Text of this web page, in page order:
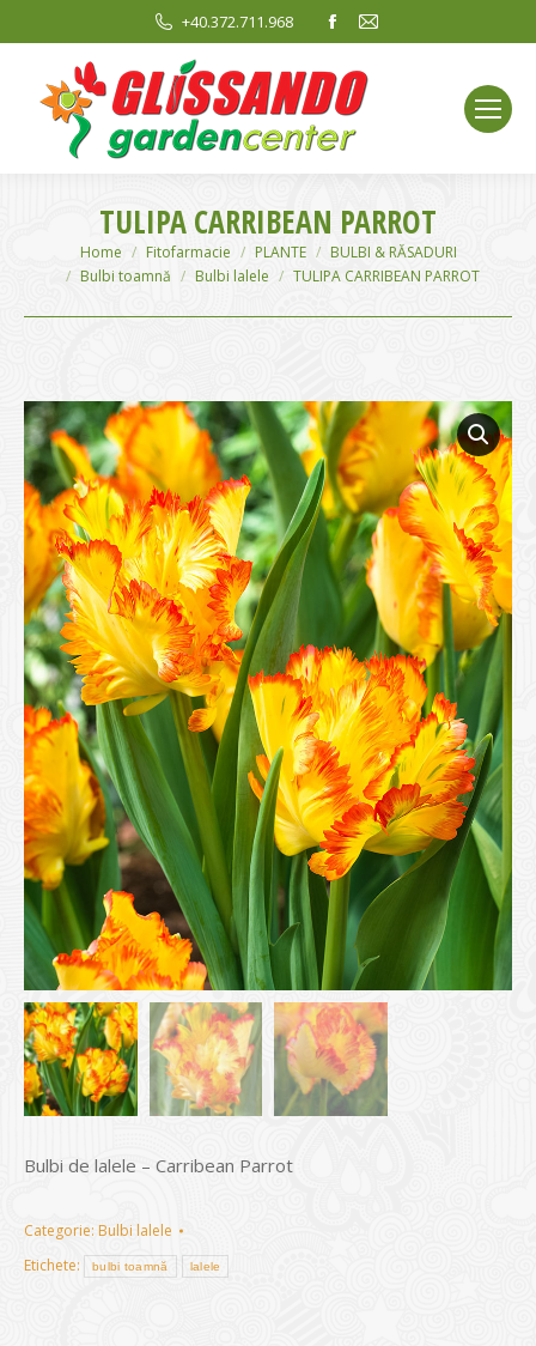
+40.372.711.968
Facebook
opens
in
new
window
Mail
window
TULIPA CARRIBEAN PARROT
You are here:
Home Fitofarmacie PLANTE
BULBI & RĂSADURI
Bulbi toamnă
Bulbi lalele TULIPA CARRIBEAN PARROT
Bulbi de lalele – Carribean Parrot
Categorie: Bulbi lalele
Etichete:
bulbi toamnă lalele